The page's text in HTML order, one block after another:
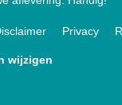
Privacy
wijzigen